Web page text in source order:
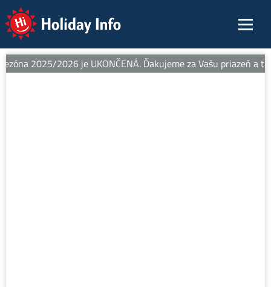
Holiday Info
2025/2026 je UKONČENÁ. Ďakujeme za Vašu priazeň a